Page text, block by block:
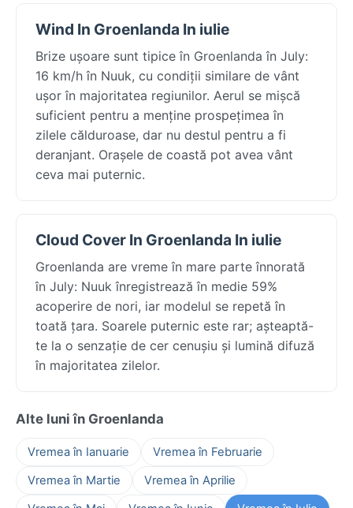
Wind In Groenlanda In iulie
Brize ușoare sunt tipice în Groenlanda în July:
16 km/h în Nuuk, cu condiții similare de vânt
ușor în majoritatea regiunilor. Aerul se mișcă
suficient pentru a menține prospețimea în
zilele călduroase, dar nu destul pentru a fi
deranjant. Orașele de coastă pot avea vânt
ceva mai puternic.
Cloud Cover In Groenlanda In iulie
Groenlanda are vreme în mare parte înnorată
în July: Nuuk înregistrează în medie 59%
acoperire de nori, iar modelul se repetă în
toată țara. Soarele puternic este rar; așteaptă-
te la o senzație de cer cenușiu și lumină difuză
în majoritatea zilelor.
Alte luni în Groenlanda
Vremea în Ianuarie
Vremea în Februarie
Vremea în Martie
Vremea în Aprilie